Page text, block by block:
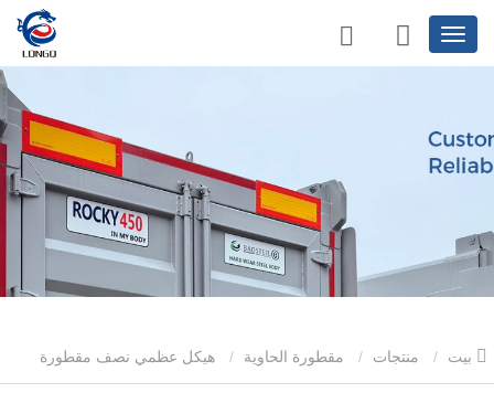
منتجات مقطورة الحاوية